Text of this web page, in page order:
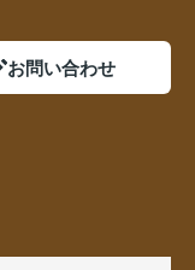
お問い合わせ